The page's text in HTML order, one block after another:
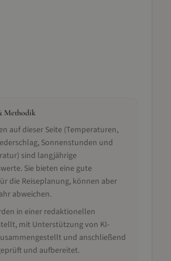
Methodik
auf dieser Seite (Temperaturen,
Sonnenstunden und
sind langjährige
Sie bieten eine gute
die Reiseplanung, können aber
abweichen.
in einer redaktionellen
mit Unterstützung von KI-
und anschließend
und aufbereitet.